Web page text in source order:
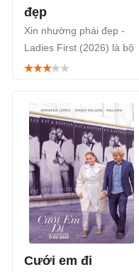
đẹp
Xin nhường phái đẹp -
Ladies First (2026) là bộ
phim hài Mỹ từ đạo diễn
Before You).
Cưới em đi